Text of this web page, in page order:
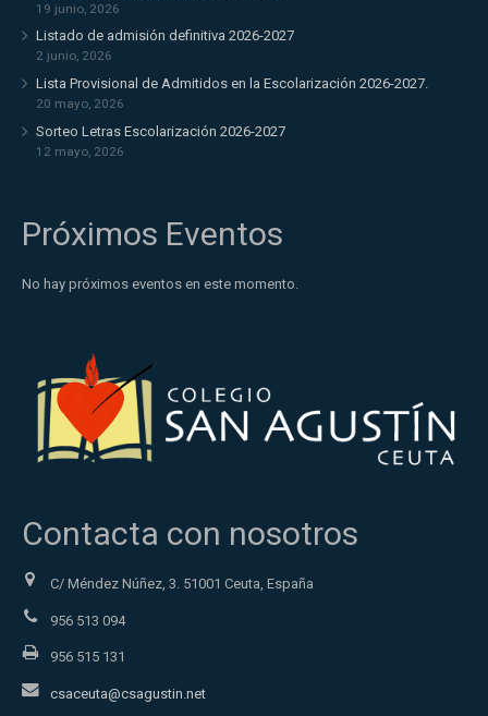
19 junio, 2026
Listado de admisión definitiva 2026-2027
2 junio, 2026
Lista Provisional de Admitidos en la Escolarización 2026-2027.
20 mayo, 2026
Sorteo Letras Escolarización 2026-2027
12 mayo, 2026
Próximos Eventos
No hay próximos eventos en este momento.
Contacta con nosotros
C/ Méndez Núñez, 3. 51001 Ceuta, España
956 513 094
956 515 131
csaceuta@csagustin.net